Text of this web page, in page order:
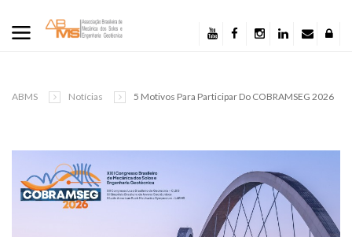
ABMS Notícias 5 Motivos Para Participar Do COBRAMSEG 2026